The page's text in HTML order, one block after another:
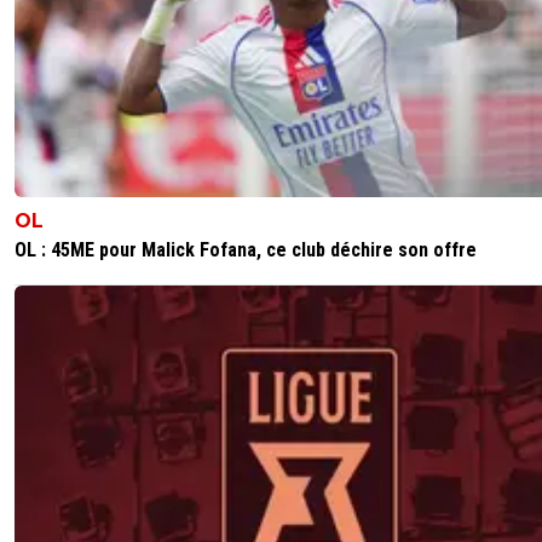
OL
OL : 45ME pour Malick Fofana, ce club déchire son offre